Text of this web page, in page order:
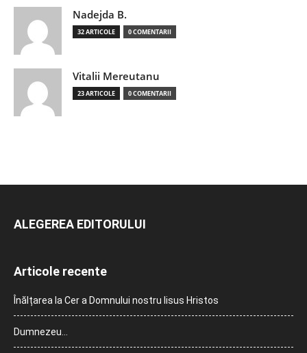
Nadejda B.
32 ARTICOLE 0 COMENTARII
Vitalii Mereutanu
23 ARTICOLE 0 COMENTARII
ALEGEREA EDITORULUI
Articole recente
Înălțarea la Cer a Domnului nostru Iisus Hristos
Dumnezeu…